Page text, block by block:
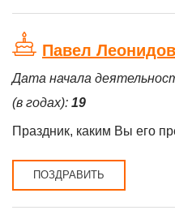
Павел Леонидов
Дата начала
(в годах): 19
Праздник, каким Вы его
ПОЗДРАВИТЬ